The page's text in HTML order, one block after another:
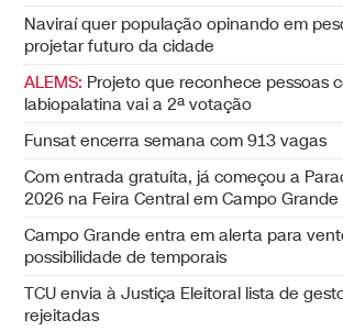
Naviraí quer população opinando em
projetar futuro da cidade
ALEMS: Projeto que reconhece pessoas
labiopalatina vai a 2ª votação
Funsat encerra semana com 913 vagas
Com entrada gratuita, já começou a
2026 na Feira Central em Campo Grande
Campo Grande entra em alerta para
possibilidade de temporais
TCU envia à Justiça Eleitoral lista de
rejeitadas